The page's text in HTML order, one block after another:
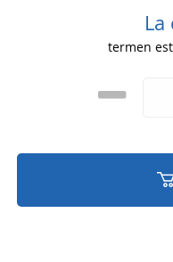
La
termen